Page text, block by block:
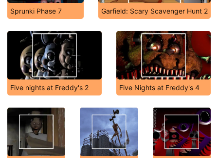
Sprunki Phase 7 Garfield: Scary Scavenger Hunt 2
Five nights at Freddy's 2 Five Nights at Freddy's 4